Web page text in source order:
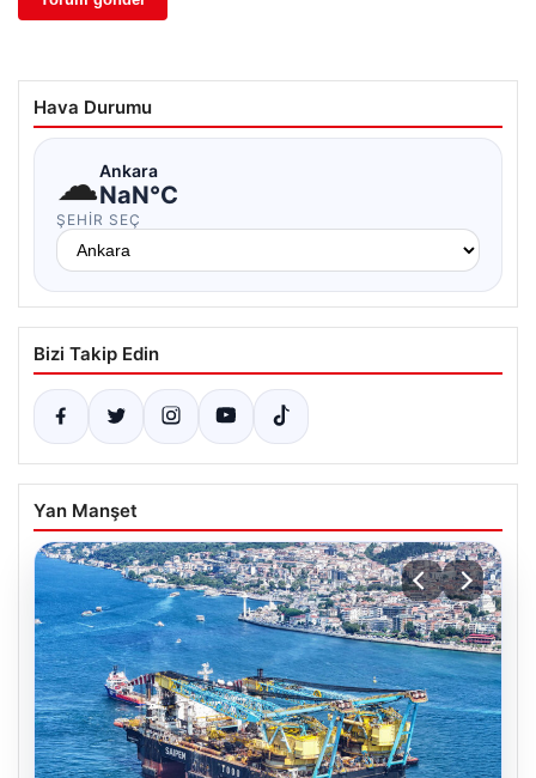
Hava Durumu
☁Ankara
NaN°C
ŞEHIR SEÇ
Bizi Takip Edin
Yan Manşet